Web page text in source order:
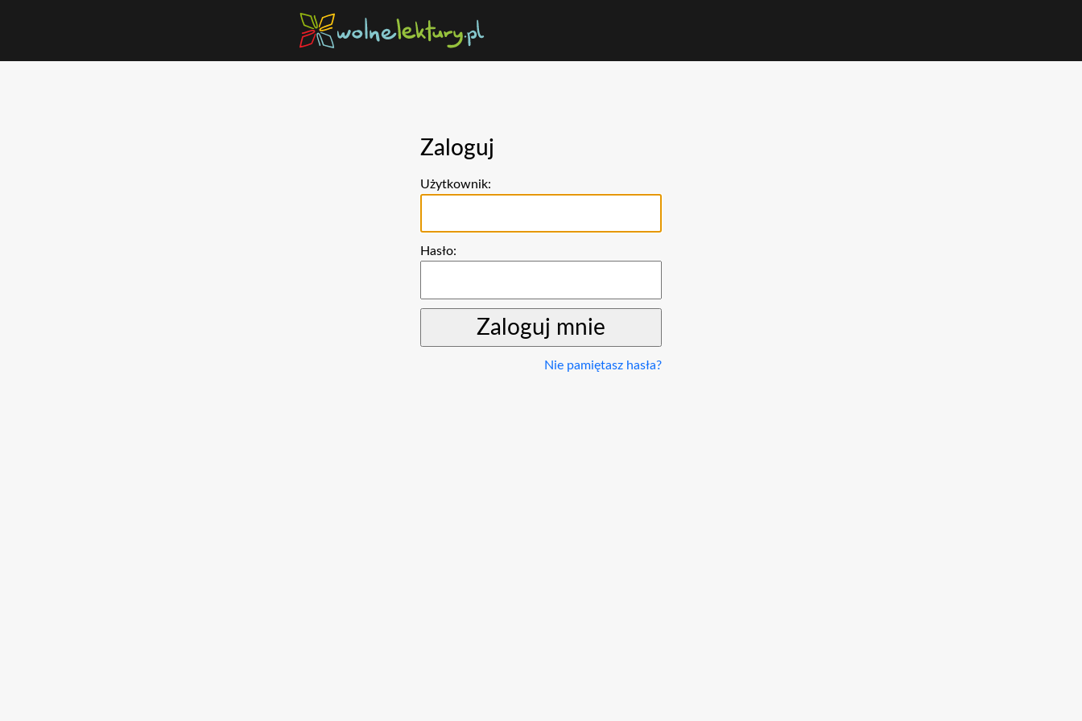
Zaloguj
Użytkownik:
Hasło:
Nie pamiętasz hasła?